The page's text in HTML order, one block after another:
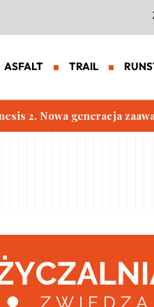
ASFALT TRAIL
2. Nowa generacja